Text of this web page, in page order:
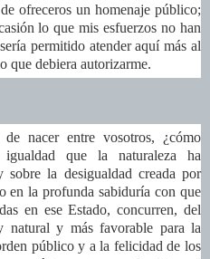
ofreceros un homenaje público;
lo que mis esfuerzos no han
permitido atender aquí más al
que debiera autorizarme.
nacer entre vosotros, ¿cómo
que la naturaleza ha
sobre la desigualdad creada por
en la profunda sabiduría con que
en ese Estado, concurren, del
natural y más favorable para la
público y a la felicidad de los